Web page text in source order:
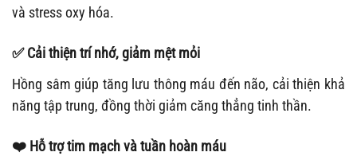
và stress oxy hóa.
✅ Cải thiện trí nhớ, giảm mệt mỏi
Hồng sâm giúp tăng lưu thông máu đến não, cải thiện khả
năng tập trung, đồng thời giảm căng thẳng tinh thần.
❤️ Hỗ trợ tim mạch và tuần hoàn máu